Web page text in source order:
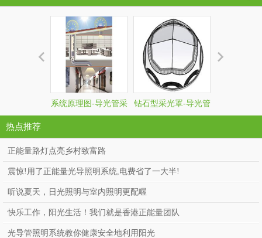
系统原理图-导光管采 钻石型采光罩-导光管
热点推荐
正能量路灯点亮乡村致富路
震惊!用了正能量光导照明系统,电费省了一大半!
听说夏天，日光照明与室内照明更配喔
快乐工作，阳光生活！我们就是香港正能量团队
光导管照明系统教你健康安全地利用阳光